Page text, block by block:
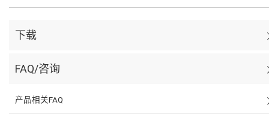
下载
FAQ/咨询
产品相关FAQ